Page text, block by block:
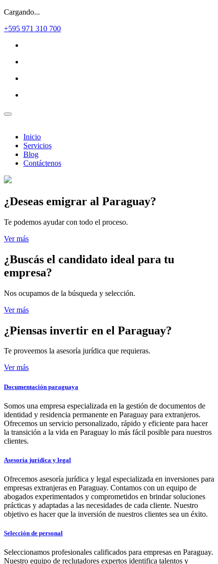
Cargando...
+595 971 310 700
Inicio
Servicios
Blog
Contáctenos
¿Deseas emigrar al Paraguay?
Te podemos ayudar con todo el proceso.
Ver más
¿Buscás el candidato ideal para tu
empresa?
Nos ocupamos de la búsqueda y selección.
Ver más
¿Piensas invertir en el Paraguay?
Te proveemos la asesoría jurídica que requieras.
Ver más
Documentación paraguaya
Somos una empresa especializada en la gestión de documentos de
identidad y residencia permanente en Paraguay para extranjeros.
Ofrecemos un servicio personalizado, rápido y eficiente para hacer
la transición a la vida en Paraguay lo más fácil posible para nuestros
clientes.
Asesoría jurídica y legal
Ofrecemos asesoría jurídica y legal especializada en inversiones para
empresas extranjeras en Paraguay. Contamos con un equipo de
abogados experimentados y comprometidos en brindar soluciones
prácticas y adaptadas a las necesidades de cada cliente. Nuestro
objetivo es hacer que la inversión de nuestros clientes sea un éxito.
Selección de personal
Seleccionamos profesionales calificados para empresas en Paraguay.
Nuestro equipo de reclutadores expertos identifica talentos y